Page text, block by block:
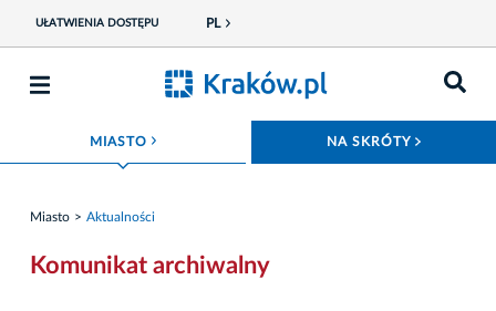
UŁATWIENIA DOSTĘPU PL
MIASTO ROZWIŃ MENU NA SKRÓTY
Miasto Aktualności
Komunikat archiwalny